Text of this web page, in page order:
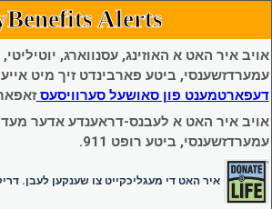
Alerts
אויב איר האט א האוזינג, עסנווארג,
עמערדזשענסי, ביטע פארבינדט זיך מיט
דעפארטמענט פון סאושעל סערוויסעס
אויב איר האט א לעבנס-דראענדע אדער
עמערדזשענסי, ביטע רופט 911.
איר האט די מעגליכקייט צו שענקען לעבן.